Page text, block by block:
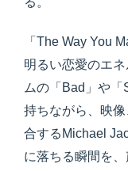
「The Way You
明るい恋愛のエ
ムの「Bad」や
持ちながら、映
合するMichael
に落ちる瞬間を